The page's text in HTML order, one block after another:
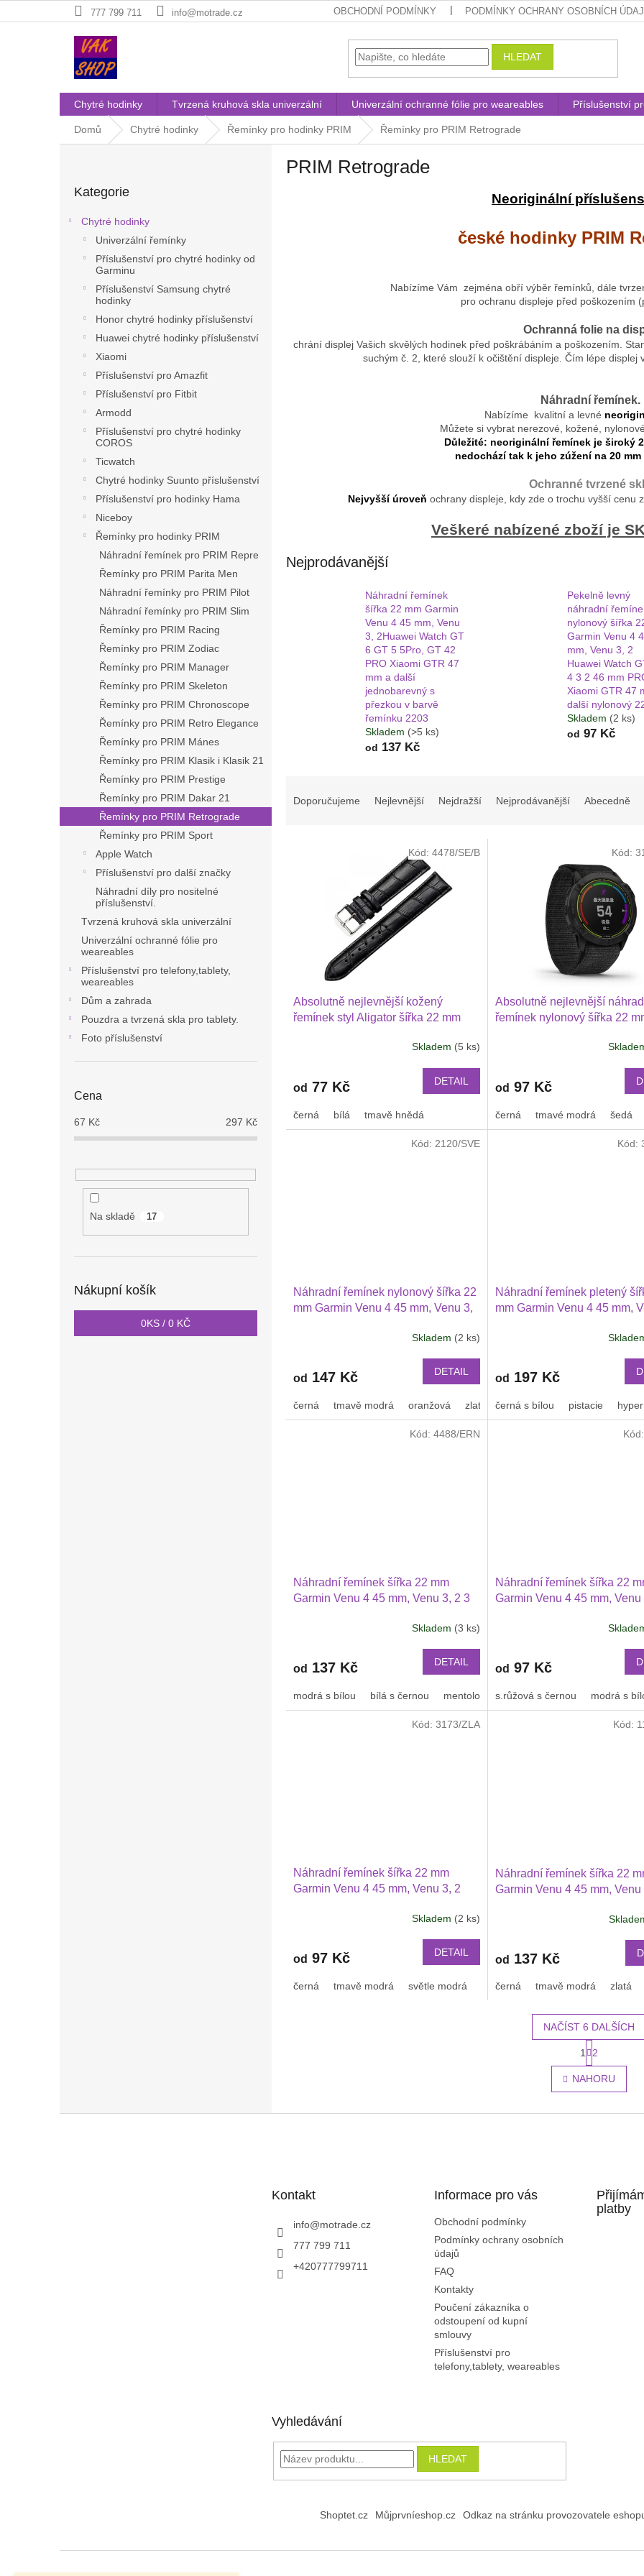
na
777 799 711 info@motrade.cz OBCHODNÍ PODMÍNKY PODMÍNKY OCHRANY OSOBNÍCH
HLEDAT
Chytré hodinky Tvrzená kruhová skla univerzální Univerzální ochranné fólie pro weareables Příslušenství
Domů Chytré hodinky Řemínky pro hodinky PRIM Řemínky pro PRIM Retrograde
kategorie
Kategorie
Chytré hodinky
Univerzální řemínky
Příslušenství pro chytré hodinky od
Garminu
Příslušenství Samsung chytré
hodinky
Honor chytré hodinky příslušenství
Huawei chytré hodinky příslušenství
Xiaomi
Příslušenství pro Amazfit
Příslušenství pro Fitbit
Armodd
Příslušenství pro chytré hodinky
COROS
Ticwatch
Chytré hodinky Suunto příslušenství
Příslušenství pro hodinky Hama
Niceboy
Řemínky pro hodinky PRIM
Náhradní řemínek pro PRIM Repre
Řemínky pro PRIM Parita Men
Náhradní řemínky pro PRIM Pilot
Náhradní řemínky pro PRIM Slim
Řemínky pro PRIM Racing
Řemínky pro PRIM Zodiac
Řemínky pro PRIM Manager
Řemínky pro PRIM Skeleton
Řemínky pro PRIM Chronoscope
Řemínky pro PRIM Retro Elegance
Řemínky pro PRIM Mánes
Řemínky pro PRIM Klasik i Klasik 21
Řemínky pro PRIM Prestige
Řemínky pro PRIM Dakar 21
Řemínky pro PRIM Retrograde
Řemínky pro PRIM Sport
Apple Watch
Příslušenství pro další značky
Náhradní díly pro nositelné
příslušenství.
Tvrzená kruhová skla univerzální
Univerzální ochranné fólie pro
weareables
Příslušenství pro telefony,tablety,
weareables
Dům a zahrada
Pouzdra a tvrzená skla pro tablety.
Foto příslušenství
Cena
67 Kč 297 Kč
Na skladě 17
Nákupní košík
0KS / 0 KČ
PRIM Retrograde
Neoriginální
české hodinky PRIM
Nabízíme Vám zejména obří výběr řemínků, dále
pro ochranu displeje před poškozením
Ochranná folie na
chrání displej Vašich skvělých hodinek před poškrábáním a poškozením.
suchým č. 2, které slouží k očištění displeje. Čím lépe displej
Náhradní řemínek.
Nabízíme kvalitní a levné
Můžete si vybrat nerezové, kožené,
Důležité: neoriginální řemínek je široký
nedochází tak k jeho zúžení na 20
Ochranné tvrzené
Nejvyšší úroveň ochrany displeje, kdy zde o trochu vyšší cenu
Veškeré nabízené zboží je
Nejprodávanější
Náhradní řemínek
šířka 22 mm Garmin
Venu 4 45 mm, Venu
3, 2Huawei Watch GT
6 GT 5 5Pro, GT 42
PRO Xiaomi GTR 47
mm a další
jednobarevný s
přezkou v barvě
řemínku 2203
Skladem (>5 ks)
od 137 Kč
Pekelně levný
náhradní
nylonový šířka
Garmin Venu 4
mm, Venu 3, 2
Huawei Watch
4 3 2 46 mm
Xiaomi GTR 47
další nylonový
Skladem (2 ks)
od 97 Kč
Doporučujeme Nejlevnější Nejdražší Nejprodávanější Abecedně
Absolutně nejlevnější kožený
řemínek styl Aligator šířka 22 mm
Watch GT 2 PRO Xiaomi GTS GTR
Skladem (5 ks)
od 77 Kč DETAIL
černá bílá tmavě hnědá
Kód: 4478/SE/B
Absolutně nejlevnější
řemínek nylonový šířka 22
Huawei Watch GT 6 5 4 3 2
nylonový 2211
od 97 Kč
černá tmavé modrá šedá
Kód:
Náhradní řemínek nylonový šířka 22
mm Garmin Venu 4 45 mm, Venu 3,
PRO Xiaomi GTR 47 mm a další
Skladem (2 ks)
od 147 Kč DETAIL
černá tmavě modrá oranžová zlatá oranžová s černým proužkem
Kód: 2120/SVE
Náhradní řemínek pletený
mm Garmin Venu 4 45 mm,
PRO Xiaomi GTR 47 mm a
je
z
5
od 197 Kč
černá s bílou pistacie
Kód:
Náhradní řemínek šířka 22 mm
Garmin Venu 4 45 mm, Venu 3, 2 3
GTR 47 mm a další 2214Skladem (3 ks)
od 137 Kč DETAIL
modrá s bílou bílá s černou mentolová s modrou
Kód: 4488/ERN
Náhradní řemínek šířka 22
Garmin Venu 4 45 mm, Venu
PRO, GT 4 PRO Xiaomi
je
z
5
od 97 Kč
s.růžová s černou modrá s
Kód:
Náhradní řemínek šířka 22 mm
Garmin Venu 4 45 mm, Venu 3, 2
Xiaomi GTR 47 mm a další s
podvlékací přezkou v barvě řemínku
2202
Skladem (2 ks)
od 97 Kč DETAIL
černá tmavě modrá světle modrá světle růžová bílá oranžová
Kód: 3173/ZLA
Náhradní řemínek šířka 22
Garmin Venu 4 45 mm, Venu
42 PRO Xiaomi GTR 47 mm
řemínku 2203
od 137 Kč
černá tmavě modrá zlatá
Kód:
O
v
d
NAČÍST 6 DALŠÍCH
t
r
á
n
1 2
NAHORU
Kontakt
info@motrade.cz
777 799 711
+420777799711
Informace pro vás
Obchodní podmínky
Podmínky ochrany osobních
údajů
FAQ
Kontakty
Poučení zákazníka o
odstoupení od kupní
smlouvy
Příslušenství pro
telefony,tablety, weareables
platby
Vyhledávání
HLEDAT
Shoptet.cz Můjprvníeshop.cz Odkaz na stránku provozovatele